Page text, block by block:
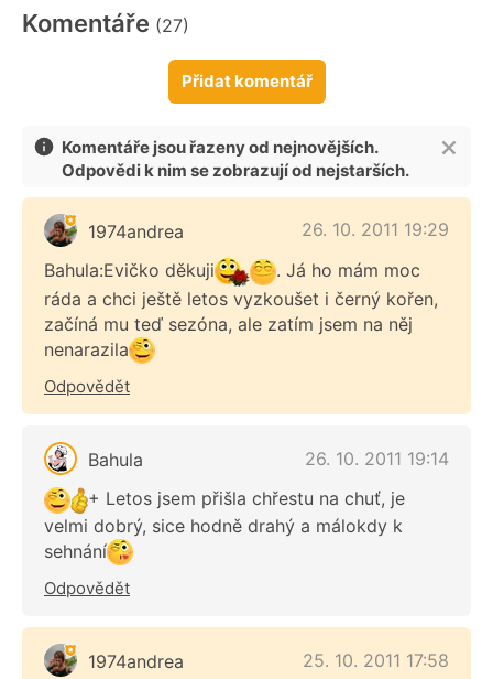
Komentáře (27)
Přidat komentář
Komentáře jsou řazeny od nejnovějších.
Odpovědi k nim se zobrazují od nejstarších.
1974andrea
26. 10. 2011 19:29
Bahula:Evičko děkuji
. Já ho mám moc
ráda a chci ještě letos vyzkoušet i černý kořen,
začíná mu teď sezóna, ale zatím jsem na něj
nenarazila
Odpovědět
Bahula
26. 10. 2011 19:14
+ Letos jsem přišla chřestu na chuť, je
velmi dobrý, sice hodně drahý a málokdy k
sehnání
Odpovědět
1974andrea
25. 10. 2011 17:58